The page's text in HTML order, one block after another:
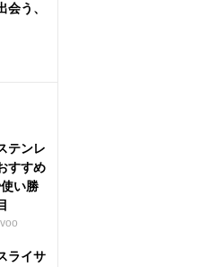
う、
テンレ
すすめ
い勝
Moovoo
ライサ